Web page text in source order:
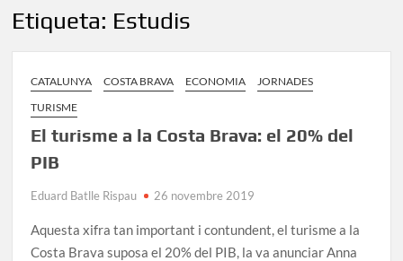
Etiqueta: Estudis
CATALUNYA COSTA BRAVA ECONOMIA
JORNADES
TURISME
El turisme a la Costa Brava: el 20% del
PIB
Eduard Batlle Rispau 26 novembre 2019
Aquesta xifra tan important i contundent, el turisme a la
Costa Brava suposa el 20% del PIB, la va anunciar Anna